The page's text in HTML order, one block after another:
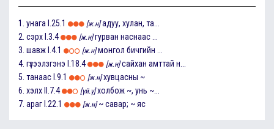
1. унага I.25.1 [ж.н] адуу, хулан, та...
2. сэрх I.3.4 [ж.н] гурван наснаас ...
3. шавж I.4.1 [ж.н] монгол бичгийн ...
4. гүзээлзгэнэ I.18.4 [ж.н] сайхан амттай н...
5. танаас I.9.1 [ж.н] хувцасны ~
6. хэлх II.7.4 [үй.ү] холбож ~, унь ~...
7. араг I.22.1 [ж.н] ~ савар; ~ яс